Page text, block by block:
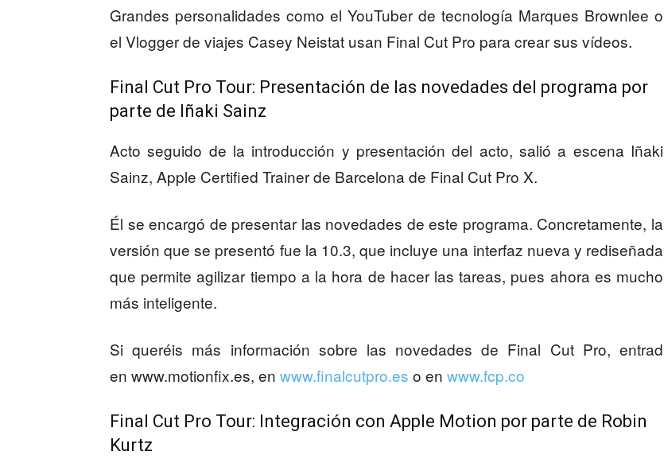
Grandes personalidades como el YouTuber de tecnología Marques Brownlee o
el Vlogger de viajes Casey Neistat usan Final Cut Pro para crear sus vídeos.
Final Cut Pro Tour: Presentación de las novedades del programa por
parte de Iñaki Sainz
Acto seguido de la introducción y presentación del acto, salió a escena Iñaki
Sainz, Apple Certified Trainer de Barcelona de Final Cut Pro X.
Él se encargó de presentar las novedades de este programa. Concretamente, la
versión que se presentó fue la 10.3, que incluye una interfaz nueva y rediseñada
que permite agilizar tiempo a la hora de hacer las tareas, pues ahora es mucho
más inteligente.
Si queréis más información sobre las novedades de Final Cut Pro, entrad
en www.motionfix.es, en www.finalcutpro.es o en www.fcp.co
Final Cut Pro Tour: Integración con Apple Motion por parte de Robin
Kurtz